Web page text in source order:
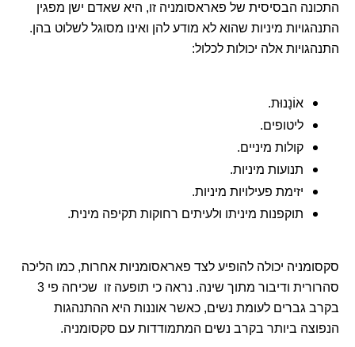
התכונה הבסיסית של פאראסומניה זו, היא שאדם ישן מפגין
התנהגויות מיניות שהוא לא מודע להן ואינו מסוגל לשלוט בהן.
התנהגויות אלה יכולות לכלול:
אוֹנָנוּת.
ליטופים.
קולות מיניים.
תנועות מיניות.
יזימת פעילויות מיניות.
תוקפנות מיניתו ולעיתים רחוקות תקיפה מינית.
סקסומניה יכולה להופיע לצד פאראסומניות אחרות, כמו הליכה
סהרורית ודיבור מתוך שינה. נראה כי תופעה זו שכיחה פי 3
בקרב גברים לעומת נשים, כאשר אוננות היא ההתנהגות
הנפוצה ביותר בקרב נשים המתמודדות עם סקסומניה.